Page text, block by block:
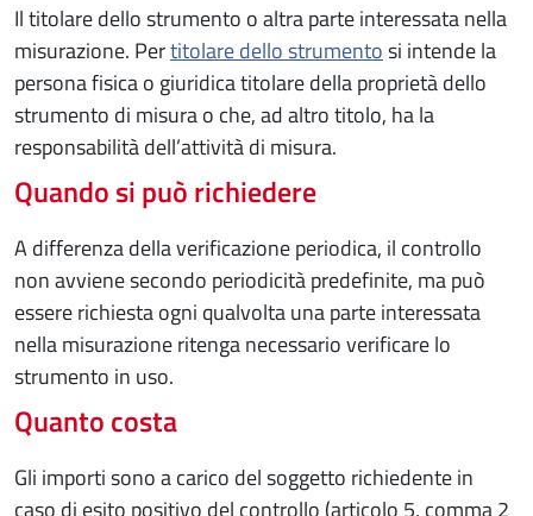
Il titolare dello strumento o altra parte interessata nella
misurazione. Pertitolare dello strumentosi intende la
persona fisica o giuridica titolare della proprietà dello
strumento di misura o che, ad altro titolo, ha la
responsabilità dell’attività di misura.
Quando si può richiedere
A differenza della verificazione periodica, il controllo
non avviene secondo periodicità predefinite, ma può
essere richiesta ogni qualvolta una parte interessata
nella misurazione ritenga necessario verificare lo
strumento in uso.
Quanto costa
Gli importi sono a carico del soggetto richiedente in
caso di esito positivo del controllo (articolo 5, comma 2